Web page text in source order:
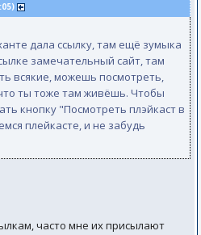
дала ссылку, там ещё зумыка
замечательный сайт, там
всякие, можешь посмотреть,
ты тоже там живёшь. Чтобы
кнопку "Посмотреть плэйкаст в
плейкасте, и не забудь
часто мне их присылают